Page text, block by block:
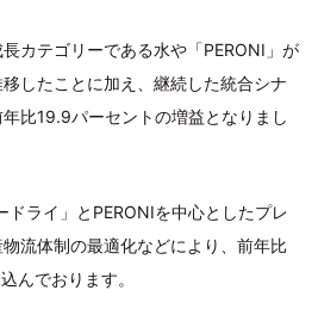
カテゴリーである水や「PERONI」が
したことに加え、継続した統合シナ
比19.9パーセントの増益となりまし
ライ」とPERONIを中心としたプレ
流体制の最適化などにより、前年比
んでおります。